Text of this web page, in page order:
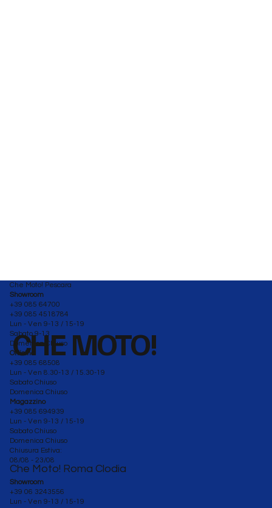
CHE MOTO!
Che Moto! Roma Clodia
Showroom
+39 06 3243556
Lun - Ven 9-13 / 15-19
Che Moto! Pescara
Showroom
+39 085 64700
+39 085 4518784
Lun - Ven 9-13 / 15-19
Sabato 9-13
Domenica Chiuso
Officina
+39 085 68508
Lun - Ven 8.30-13 / 15.30-19
Sabato Chiuso
Domenica Chiuso
Magazzino
+39 085 694939
Lun - Ven 9-13 / 15-19
Sabato Chiuso
Domenica Chiuso
Chiusura Estiva:
08/08 - 23/08